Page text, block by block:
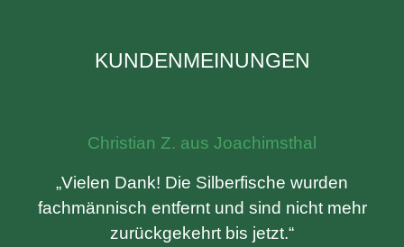
KUNDENMEINUNGEN
Christian Z. aus Joachimsthal
„Vielen Dank! Die Silberfische wurden
fachmännisch entfernt und sind nicht mehr
zurückgekehrt bis jetzt.“